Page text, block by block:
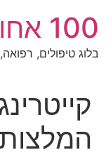
לתוכן
100 אחוז בריכוז
בלוג טיפולים,